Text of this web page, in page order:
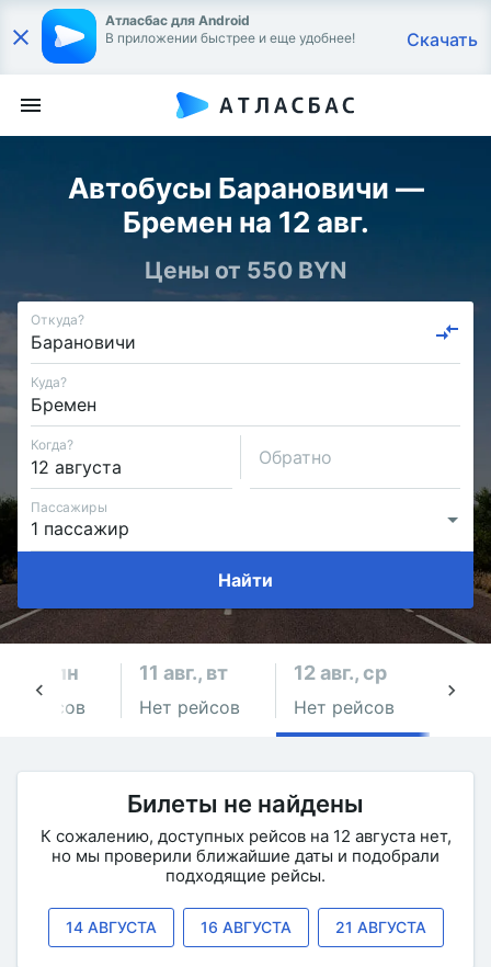
Атласбас для Android
В приложении быстрее и еще удобнее!
Скачать
Автобусы Барановичи —
Бремен на 12 авг.
Цены от 550 BYN
Откуда?
Куда?
Когда?
Обратно
Пассажиры
Найти
авг., пн
рейсов
11 авг., вт
Нет рейсов
12 авг., ср
Нет рейсов
Билеты не найдены
К сожалению, доступных рейсов на 12 августа нет,
но мы проверили ближайшие даты и подобрали
подходящие рейсы.
14 АВГУСТА 16 АВГУСТА 21 АВГУСТА